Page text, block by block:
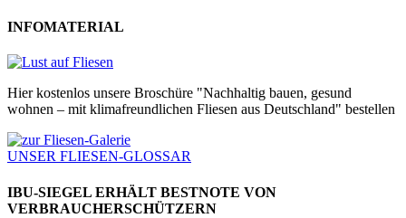
INFOMATERIAL
Hier kostenlos unsere Broschüre "Nachhaltig bauen, gesund
wohnen – mit klimafreundlichen Fliesen aus Deutschland" bestellen
UNSER FLIESEN-GLOSSAR
IBU-SIEGEL ERHÄLT BESTNOTE VON
VERBRAUCHERSCHÜTZERN